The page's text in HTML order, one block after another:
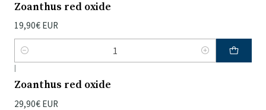
Zoanthus red oxide
19,90€ EUR
Quantidade
|
Zoanthus red oxide
29,90€ EUR